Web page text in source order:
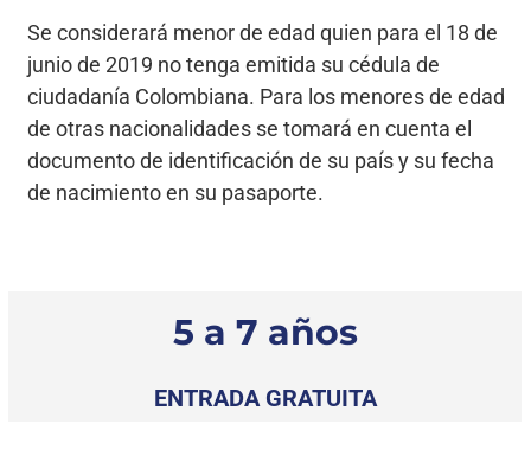
Se considerará menor de edad quien para el 18 de
junio de 2019 no tenga emitida su cédula de
ciudadanía Colombiana. Para los menores de edad
de otras nacionalidades se tomará en cuenta el
documento de identificación de su país y su fecha
de nacimiento en su pasaporte.
5 a 7 años
ENTRADA GRATUITA